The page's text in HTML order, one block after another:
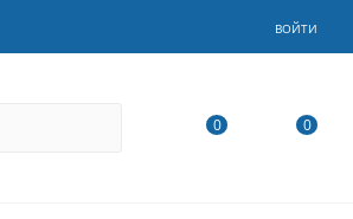
ВОЙТИ
0 0